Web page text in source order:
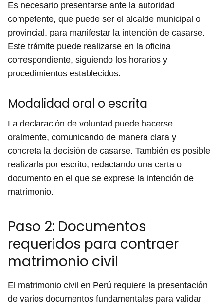
Es necesario presentarse ante la autoridad
competente, que puede ser el alcalde municipal o
provincial, para manifestar la intención de casarse.
Este trámite puede realizarse en la oficina
correspondiente, siguiendo los horarios y
procedimientos establecidos.
Modalidad oral o escrita
La declaración de voluntad puede hacerse
oralmente, comunicando de manera clara y
concreta la decisión de casarse. También es posible
realizarla por escrito, redactando una carta o
documento en el que se exprese la intención de
matrimonio.
Paso 2: Documentos
requeridos para contraer
matrimonio civil
El matrimonio civil en Perú requiere la presentación
de varios documentos fundamentales para validar